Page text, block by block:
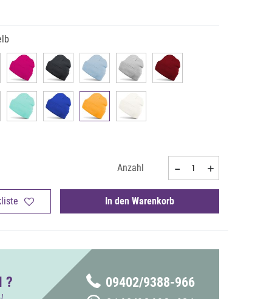
Anzahl
In den Warenkorb
?
09402/9388-966